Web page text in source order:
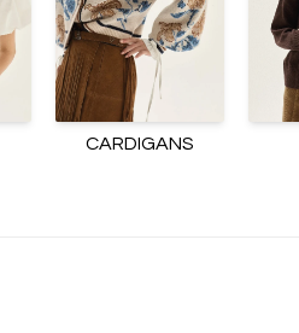
CARDIGANS